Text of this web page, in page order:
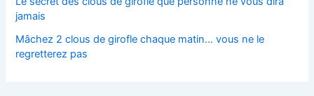
jamais
Mâchez 2 clous de girofle chaque matin… vous ne le
regretterez pas